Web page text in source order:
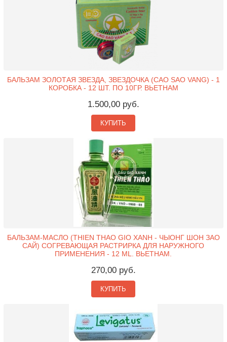
БАЛЬЗАМ ЗОЛОТАЯ ЗВЕЗДА, ЗВЕЗДОЧКА (CAO SAO VANG) - 1
КОРОБКА - 12 ШТ. ПО 10ГР. ВЬЕТНАМ
1.500,00 руб.
КУПИТЬ
БАЛЬЗАМ-МАСЛО (THIEN THAO GIO XANH - ЧЫОНГ ШОН ЗАО
САЙ) СОГРЕВАЮЩАЯ РАСТРИРКА ДЛЯ НАРУЖНОГО
ПРИМЕНЕНИЯ - 12 ML. ВЬЕТНАМ.
270,00 руб.
КУПИТЬ